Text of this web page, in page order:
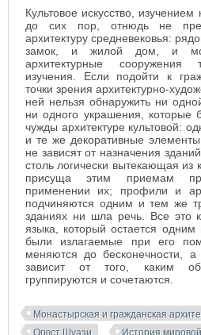
Культовое искусство,
до сих пор, отнюдь не
архитектуру средневековья:
замок, и жилой дом, и
архитектурные сооружения
изучения. Если подойти к
точки зрения архитектурно-
ней нельзя обнаружить ни
ни одного украшения, которые
чужды архитектуре культовой:
и те же декоративные
не зависят от назначения
столь логически вытекающая из
присуща этим приемам
применении их; профили и
подчиняются одним и тем же
зданиях ни шла речь. Все это
языка, который остается
были излагаемые при его
меняются до бесконечности, а
зависит от того, каким
группируются и сочетаются.
Монастырская и гражданская
Огюст Шуази
История